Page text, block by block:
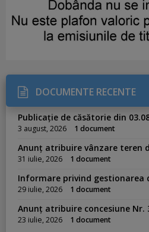
DOCUMENTE RECENTE
Publicație de căsătorie din
3 august, 2026 1 document
Anunț atribuire vânzare teren
31 iulie, 2026 1 document
Informare privind gestionarea
29 iulie, 2026 1 document
Anunț atribuire concesiune Nr.
23 iulie, 2026 1 document